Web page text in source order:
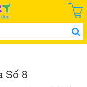
Số 8